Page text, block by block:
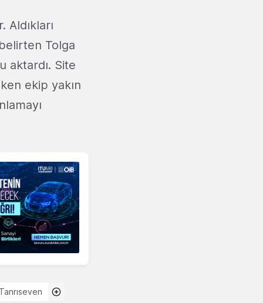
Aldıkları
Tolga
aktardı. Site
ekip yakın